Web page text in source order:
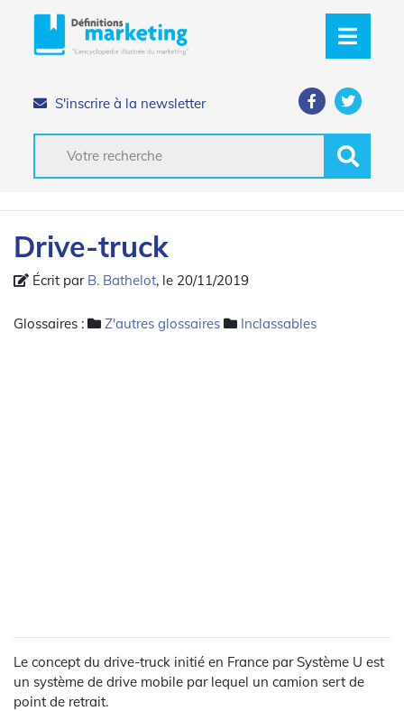
S'inscrire à la newsletter
Drive-truck
Écrit par B. Bathelot, le 20/11/2019
Glossaires : Z'autres glossaires Inclassables
Le concept du drive-truck initié en France par Système U est
un système de drive mobile par lequel un camion sert de
point de retrait.